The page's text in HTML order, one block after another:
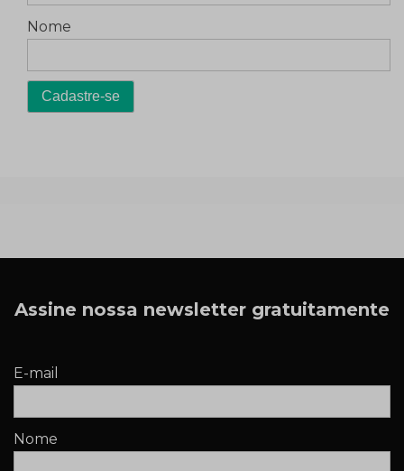
Nome
Assine nossa newsletter gratuitamente
E-mail
Nome